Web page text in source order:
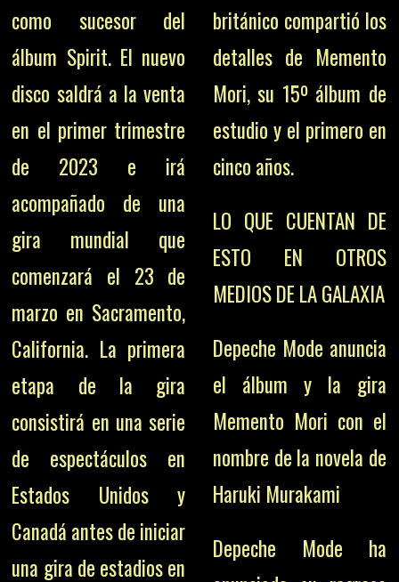
como sucesor del
álbum Spirit. El nuevo
disco saldrá a la venta
en el primer trimestre
de 2023 e irá
acompañado de una
gira mundial que
comenzará el 23 de
marzo en Sacramento,
California. La primera
etapa de la gira
consistirá en una serie
de espectáculos en
Estados Unidos y
Canadá antes de iniciar
una gira de estadios en
británico compartió los
detalles de Memento
Mori, su 15º álbum de
estudio y el primero en
cinco años.
LO QUE CUENTAN DE
ESTO EN OTROS
MEDIOS DE LA GALAXIA
Depeche Mode anuncia
el álbum y la gira
Memento Mori con el
nombre de la novela de
Haruki Murakami
Depeche Mode ha